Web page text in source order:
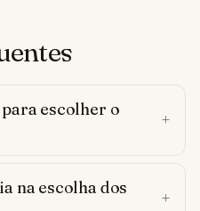
escolher o
na escolha dos